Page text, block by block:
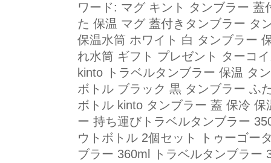
ワード: マグ キント タンブラー
た 保温 マグ 蓋付きタンブラー タ
保温水筒 ホワイト 白 タンブラー
れ水筒 ギフト プレゼント ターコ
kinto トラベルタンブラー 保温 タ
ボトル ブラック 黒 タンブラー ふ
ボトル kinto タンブラー 蓋 保冷
ー 持ち運びトラベルタンブラー
ウトボトル 2個セット トゥーゴー
ブラー 360ml トラベルタンブラー